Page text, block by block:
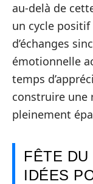
au-delà de
un cycle positif
d’échanges
émotionnelle
temps
construire une
pleinement
FÊTE
IDÉES